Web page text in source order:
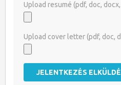
Upload resumé (pdf, doc,
Upload cover letter (pdf, doc,